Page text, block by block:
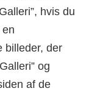
hvis du
billeder, der
og
af de